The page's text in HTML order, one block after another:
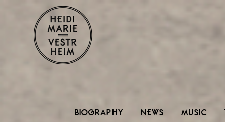
BIOGRAPHY NEWS MUSIC